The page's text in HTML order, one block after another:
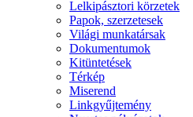
Lelkipásztori körzetek
Papok, szerzetesek
Világi munkatársak
Dokumentumok
Kitüntetések
Térkép
Miserend
Linkgyűjtemény